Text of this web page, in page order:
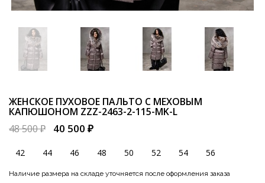
ЖЕНСКОЕ ПУХОВОЕ ПАЛЬТО С МЕХОВЫМ
КАПЮШОНОМ ZZZ-2463-2-115-MK-L
48 500 ₽
40 500 ₽
42 44 46 48 50 52 54 56
Наличие размера на складе уточняется после оформления заказа